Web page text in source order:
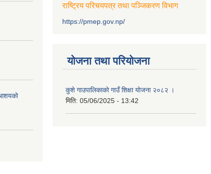
आशयको
राष्ट्रिय परिचयपत्र तथा पञ्जिकरण विभाग
https://pmep.gov.np/
योजना तथा परियोजना
कुशे गाउपालिकाको गाउँ शिक्षा योजना २०८२ ।
मिति: 05/06/2025 - 13:42